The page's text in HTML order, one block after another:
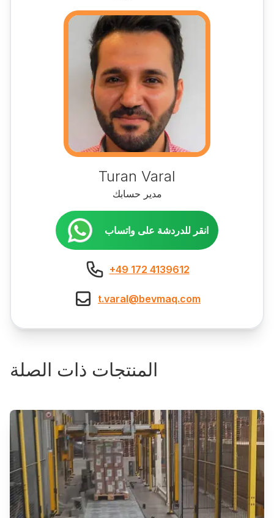
Turan Varal
مدير حسابك
انقر للدردشة على واتساب
+49 172 4139612
t.varal@bevmaq.com
المنتجات ذات الصلة